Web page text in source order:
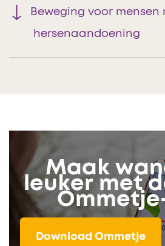
Beweging voor mensen
hersenaandoening
Maak
leuker met
Download Ommetje